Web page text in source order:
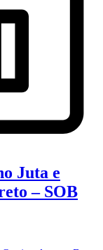
Juta e
– SOB